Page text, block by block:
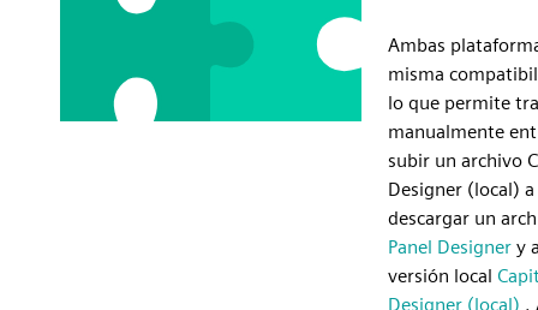
Ambas
misma
lo que permite
manualmente
subir un archivo
Designer (local)
descargar un
Panel Designer y
versión local
Designer (local) .